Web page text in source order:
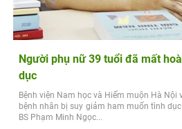
Người phụ nữ 39 tuổi đã mất
dục
Bệnh viện Nam học và Hiếm muộn Hà
bệnh nhân bị suy giảm ham muốn tình
BS Phạm Minh Ngọc...